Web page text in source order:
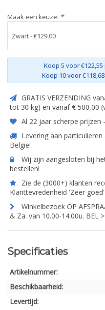
Maak een keuze: *
Koop 5 voor
Koop 10 voor
GRATIS VERZENDING
tot 30 kg) en vanaf € 500,00
Al 22 jaar scherpe prijzen
Levering aan
België!
Wij zijn aangesloten bij
bestellen!
Zie de (3000+) klanten
Klanttevredenheid 'Zeer
Winkelbezoek OP
& Za. van 10.00-14.00u. BEL
Specificaties
Artikelnummer:
Beschikbaarheid:
Levertijd: